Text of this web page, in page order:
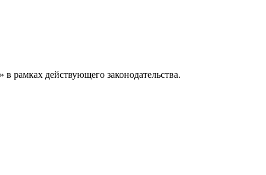
в рамках действующего законодательства.